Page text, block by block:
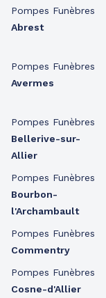
Pompes Funèbres
Abrest
Pompes Funèbres
Avermes
Pompes Funèbres
Bellerive-sur-
Allier
Pompes Funèbres
Bourbon-
l'Archambault
Pompes Funèbres
Commentry
Pompes Funèbres
Cosne-d'Allier